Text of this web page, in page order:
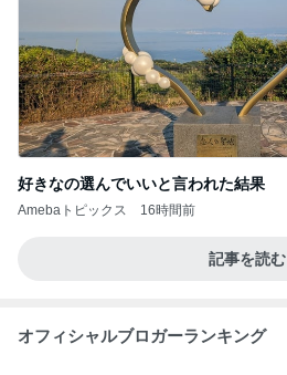
好きなの選んでいいと言われた結果
Amebaトピックス 16時間前
記事を読む
オフィシャルブロガーランキング